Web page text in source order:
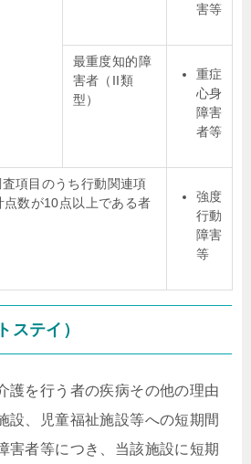
害等
最重度知的障
害者（II類
型）
重症
心身
障害
者等
項目のうち行動関連項
点数が10点以上である者
強度
行動
障害
等
ステイ）
を行う者の疾病その他の理由
設、児童福祉施設等への短期間
害者等につき、当該施設に短期